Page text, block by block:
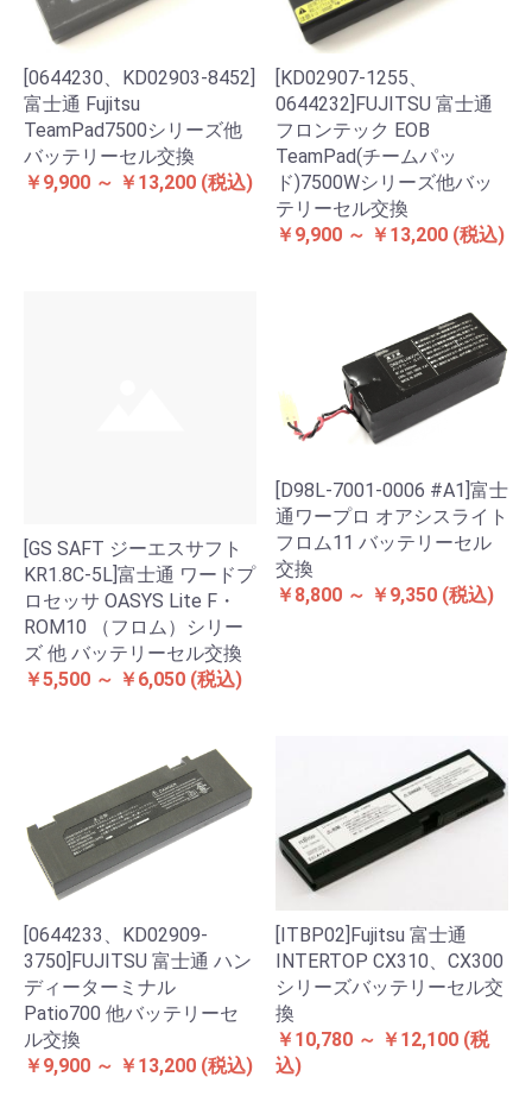
[0644230、KD02903-8452]
富士通 Fujitsu
TeamPad7500シリーズ他
バッテリーセル交換
￥9,900 ～ ￥13,200 (税込)
[KD02907-1255、
0644232]FUJITSU 富士通
フロンテック EOB
TeamPad(チームパッ
ド)7500Wシリーズ他バッ
テリーセル交換
￥9,900 ～ ￥13,200 (税込)
[GS SAFT ジーエスサフト
KR1.8C-5L]富士通 ワードプ
ロセッサ OASYS Lite F・
ROM10 （フロム）シリー
ズ 他 バッテリーセル交換
￥5,500 ～ ￥6,050 (税込)
[D98L-7001-0006 #A1]富士
通ワープロ オアシスライト
フロム11 バッテリーセル
交換
￥8,800 ～ ￥9,350 (税込)
[0644233、KD02909-
3750]FUJITSU 富士通 ハン
ディーターミナル
Patio700 他バッテリーセ
ル交換
￥9,900 ～ ￥13,200 (税込)
[ITBP02]Fujitsu 富士通
INTERTOP CX310、CX300
シリーズバッテリーセル交
換
￥10,780 ～ ￥12,100 (税
込)